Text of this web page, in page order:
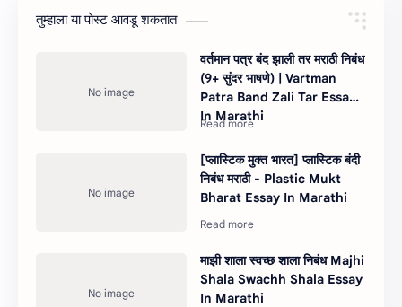
तुम्‍हाला या पोस्‍ट आवडू शकतात
वर्तमान पत्र बंद झाली तर मराठी निबंध
(9+ सुंदर भाषणे) | Vartman
Patra Band Zali Tar Essay
In Marathi
[प्लास्टिक मुक्त भारत] प्लास्टिक बंदी
निबंध मराठी - Plastic Mukt
Bharat Essay In Marathi
माझी शाला स्वच्छ शाला निबंध Majhi
Shala Swachh Shala Essay
In Marathi